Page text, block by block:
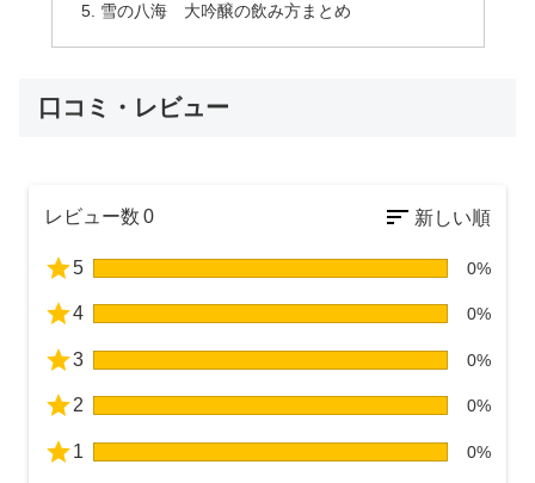
雪の八海 大吟醸の飲み方まとめ
口コミ・レビュー
レビュー数 0
5 0%
4 0%
3 0%
2 0%
1 0%